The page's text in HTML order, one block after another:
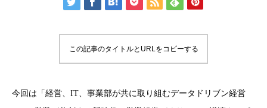
この記事のタイトルとURLをコピーする
今回は「経営、IT、事業部が共に取り組むデータドリブン経営